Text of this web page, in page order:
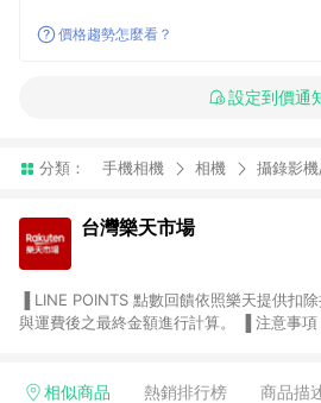
價格趨勢怎麼看？
設定到價通
分類： 手機相機 相機 攝錄影
台灣樂天市場
與運費後之最終金額進行計算。 ▐ 注意事項 (1) 部分服務及店家
Smart mobile、神腦生活、JS巨盛、樂天
相似商品 熱銷排行榜 商品描